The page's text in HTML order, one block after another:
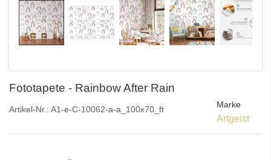
Fototapete - Rainbow After Rain
Artikel-Nr.: A1-e-C-10062-a-a_100x70_ft Marke
Artgeist